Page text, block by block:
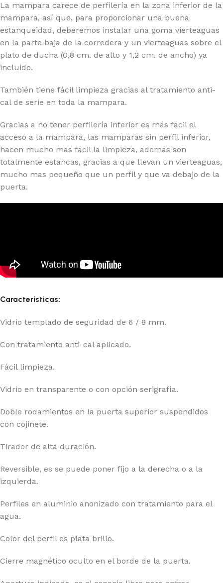
La mampara carece de perfilería en la zona inferior de la
mampara, así que, para proporcionar una buena
estanqueidad, deberemos instalar una goma vierteaguas
en la parte baja de la corredera y un vierteaguas sobre el
plato de ducha (0,8 cm. de alto y 1,2 cm. de ancho) ya
incluido.
También tiene fácil limpieza gracias al tratamiento anti-
cal de serie en toda la mampara.
Gracias a no tener perfilería inferior es más fácil el
acceso a la mampara, las mamparas sin perfil inferior,
hacen mucho mas fácil la limpieza, además son
totalmente estancas, gracias a que llevan un vierteaguas,
mucho mas pequeño que un perfil y que va debajo de la
puerta.
Características:
Vidrio templado de seguridad de 6 / 8 mm.
Con tratamiento anti-cal aplicado.
Fácil limpieza.
Vidrio en transparente o con opción serigrafía.
Doble rodamientos en la puerta superior suspendidos
con cojinete.
Tirador de alta duración.
Reversible, es se puede poner fijo a la derecha o a la
izquierda.
Perfiles en aluminio anonizado con tratamiento para el
agua.
Color del perfil es plata brillo.
Cierre magnético oculto en el borde de la puerta.